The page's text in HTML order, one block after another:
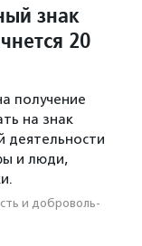
знак
20
получение
на знак
деятельности
и люди,
и доброволь­